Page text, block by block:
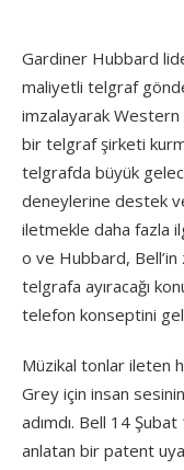
Gardiner Hubbard
maliyetli telgraf
imzalayarak
bir telgraf şirketi
telgrafda büyük
deneylerine destek
iletmekle daha fazla
o ve Hubbard, Bell’in
telgrafa ayıracağı
telefon konseptini
Müzikal tonlar ileten
Grey için insan
adımdı. Bell 14
anlatan bir patent